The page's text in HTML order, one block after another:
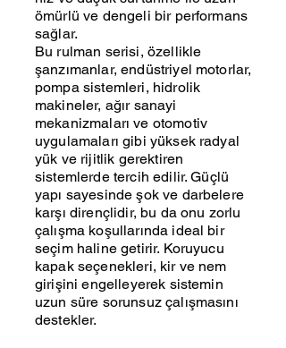
ömürlü ve dengeli bir performans
sağlar.
Bu rulman serisi, özellikle
şanzımanlar, endüstriyel motorlar,
pompa sistemleri, hidrolik
makineler, ağır sanayi
mekanizmaları ve otomotiv
uygulamaları gibi yüksek radyal
yük ve rijitlik gerektiren
sistemlerde tercih edilir. Güçlü
yapı sayesinde şok ve darbelere
karşı dirençlidir, bu da onu zorlu
çalışma koşullarında ideal bir
seçim haline getirir. Koruyucu
kapak seçenekleri, kir ve nem
girişini engelleyerek sistemin
uzun süre sorunsuz çalışmasını
destekler.